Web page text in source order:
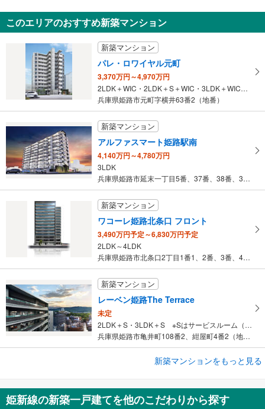
姫路市西八代町
2,700万円
建物面積 -
播但線 「京口」駅 徒歩32分
このエリアのおすすめ新築マンション
新築マンション
パレ・ロワイヤル元町
3,370万円～4,970万円
2LDK＋WIC・2LDK＋S＋WIC・3LDK＋WIC ※Sはサービスルーム（納戸）です。
兵庫県姫路市元町字横井63番2（地番）
新築マンション
アルファスマート姫路駅南
4,140万円～4,780万円
3LDK
兵庫県姫路市延末一丁目5番、37番、38番、39番（地番）
新築マンション
ワコーレ姫路北条口 フロント
3,490万円予定～6,830万円予定
2LDK～4LDK
兵庫県姫路市北条口2丁目1番1、2番、3番、4番、13番1（地番…
新築マンション
レーベン姫路The Terrace
未定
2LDK＋S・3LDK＋S ※Sはサービスルーム（納戸）です。
兵庫県姫路市亀井町108番2、紺屋町4番2（地番）
新築マンション
3,998万円～4,599万円
2LDK～3LDK
新築マンションをもっと見る
姫新線の新築一戸建てを他のこだわりから探す